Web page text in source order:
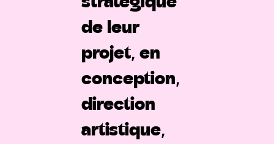
de leur
projet, en
conception,
direction
artistique,